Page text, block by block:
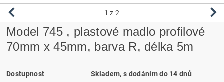
1 z 2
Model 745 , plastové madlo profilové
70mm x 45mm, barva R, délka 5m
Dostupnost Skladem, s dodáním do 14 dnů